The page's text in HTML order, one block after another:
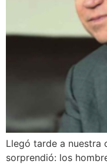
Llegó tarde a nuestra
sorprendió: los